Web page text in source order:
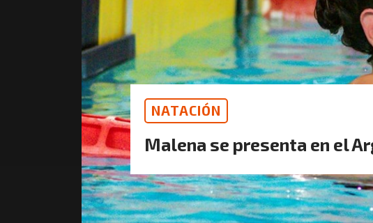
NATACIÓN
Malena se presenta en el